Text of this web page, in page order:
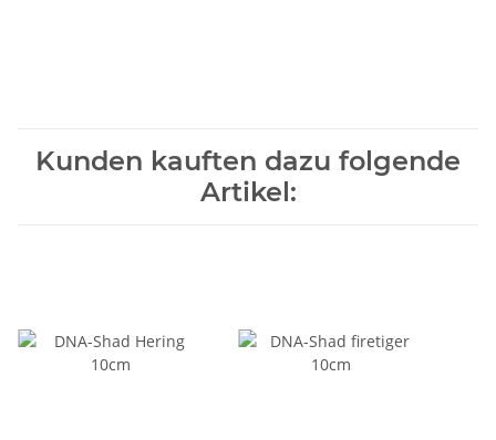
Kunden kauften dazu folgende
Artikel: